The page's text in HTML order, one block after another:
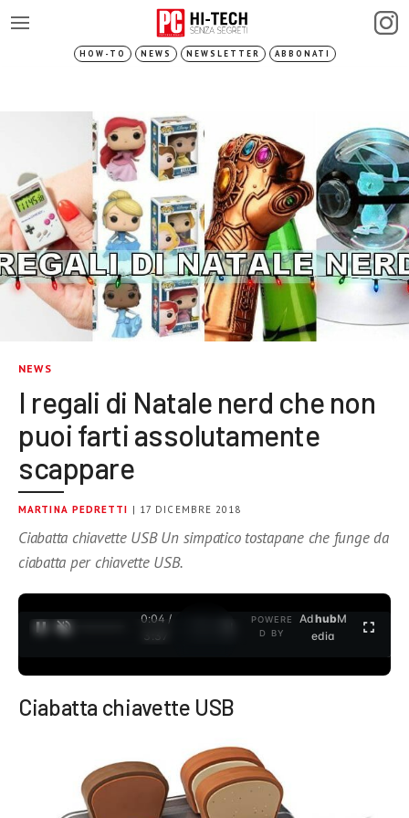
HOW-TO NEWS NEWSLETTER ABBONATI
NEWS
I regali di Natale nerd che non
puoi farti assolutamente
scappare
MARTINA PEDRETTI | 17 DICEMBRE 2018
Ciabatta chiavette USB Un simpatico tostapane che funge da
ciabatta per chiavette USB.
0:04 /
3:37
POWERE
D BY
AdhubM
edia
Ciabatta chiavette USB